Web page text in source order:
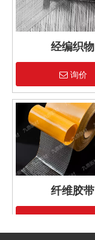
经编织物
询价
纤维胶带